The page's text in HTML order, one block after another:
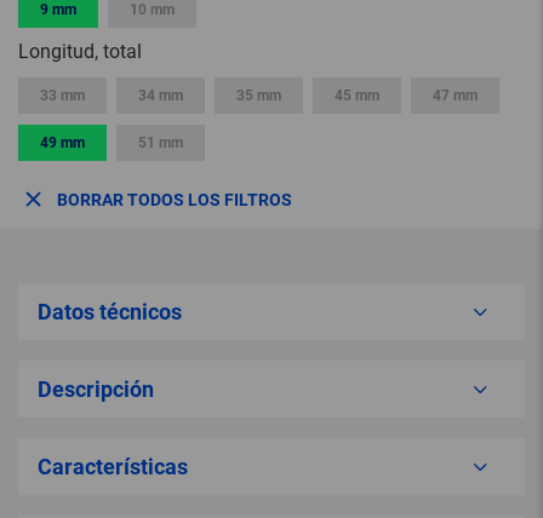
9 mm 10 mm
Longitud, total
33 mm 34 mm 35 mm 45 mm 47 mm
49 mm 51 mm
BORRAR TODOS LOS FILTROS
Datos técnicos
Descripción
Características